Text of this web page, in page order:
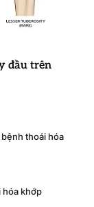
đầu trên
thoái hóa
hóa khớp